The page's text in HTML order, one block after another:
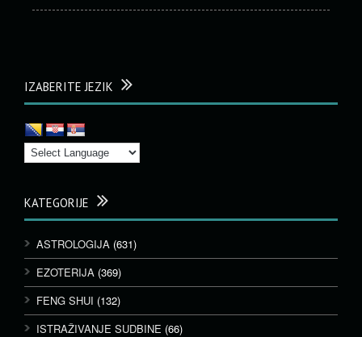
IZABERITE JEZIK
KATEGORIJE
ASTROLOGIJA (631)
EZOTERIJA (369)
FENG SHUI (132)
ISTRAŽIVANJE SUDBINE (66)